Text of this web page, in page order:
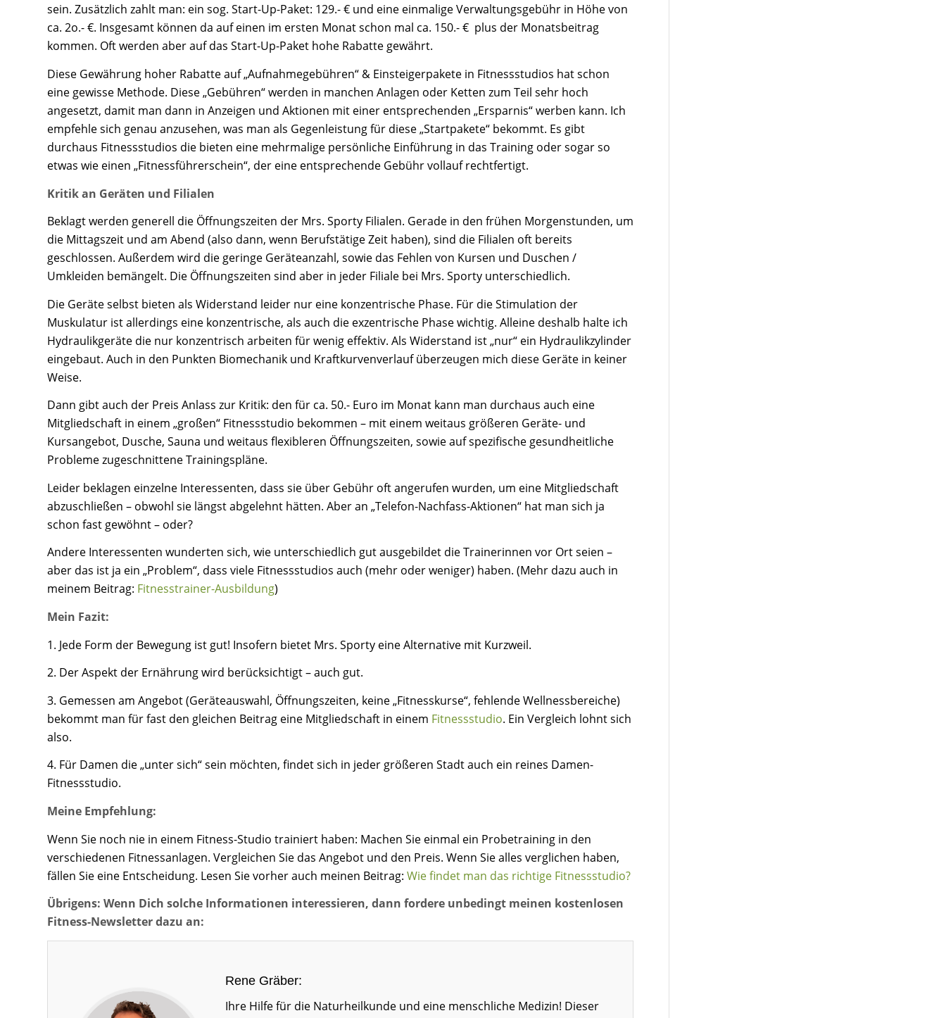
sein. Zusätzlich zahlt man: ein sog. Start-Up-Paket: 129.- € und eine einmalige Verwaltungsgebühr in Höhe von
ca. 2o.- €. Insgesamt können da auf einen im ersten Monat schon mal ca. 150.- € plus der Monatsbeitrag
kommen. Oft werden aber auf das Start-Up-Paket hohe Rabatte gewährt.
Diese Gewährung hoher Rabatte auf „Aufnahmegebühren“ & Einsteigerpakete in Fitnessstudios hat schon
eine gewisse Methode. Diese „Gebühren“ werden in manchen Anlagen oder Ketten zum Teil sehr hoch
angesetzt, damit man dann in Anzeigen und Aktionen mit einer entsprechenden „Ersparnis“ werben kann. Ich
empfehle sich genau anzusehen, was man als Gegenleistung für diese „Startpakete“ bekommt. Es gibt
durchaus Fitnessstudios die bieten eine mehrmalige persönliche Einführung in das Training oder sogar so
etwas wie einen „Fitnessführerschein“, der eine entsprechende Gebühr vollauf rechtfertigt.
Kritik an Geräten und Filialen
Beklagt werden generell die Öffnungszeiten der Mrs. Sporty Filialen. Gerade in den frühen Morgenstunden, um
die Mittagszeit und am Abend (also dann, wenn Berufstätige Zeit haben), sind die Filialen oft bereits
geschlossen. Außerdem wird die geringe Geräteanzahl, sowie das Fehlen von Kursen und Duschen /
Umkleiden bemängelt. Die Öffnungszeiten sind aber in jeder Filiale bei Mrs. Sporty unterschiedlich.
Die Geräte selbst bieten als Widerstand leider nur eine konzentrische Phase. Für die Stimulation der
Muskulatur ist allerdings eine konzentrische, als auch die exzentrische Phase wichtig. Alleine deshalb halte ich
Hydraulikgeräte die nur konzentrisch arbeiten für wenig effektiv. Als Widerstand ist „nur“ ein Hydraulikzylinder
eingebaut. Auch in den Punkten Biomechanik und Kraftkurvenverlauf überzeugen mich diese Geräte in keiner
Weise.
Dann gibt auch der Preis Anlass zur Kritik: den für ca. 50.- Euro im Monat kann man durchaus auch eine
Mitgliedschaft in einem „großen“ Fitnessstudio bekommen – mit einem weitaus größeren Geräte- und
Kursangebot, Dusche, Sauna und weitaus flexibleren Öffnungszeiten, sowie auf spezifische gesundheitliche
Probleme zugeschnittene Trainingspläne.
Leider beklagen einzelne Interessenten, dass sie über Gebühr oft angerufen wurden, um eine Mitgliedschaft
abzuschließen – obwohl sie längst abgelehnt hätten. Aber an „Telefon-Nachfass-Aktionen“ hat man sich ja
schon fast gewöhnt – oder?
Andere Interessenten wunderten sich, wie unterschiedlich gut ausgebildet die Trainerinnen vor Ort seien –
aber das ist ja ein „Problem“, dass viele Fitnessstudios auch (mehr oder weniger) haben. (Mehr dazu auch in
meinem Beitrag: Fitnesstrainer-Ausbildung)
Mein Fazit:
1. Jede Form der Bewegung ist gut! Insofern bietet Mrs. Sporty eine Alternative mit Kurzweil.
2. Der Aspekt der Ernährung wird berücksichtigt – auch gut.
3. Gemessen am Angebot (Geräteauswahl, Öffnungszeiten, keine „Fitnesskurse“, fehlende Wellnessbereiche)
bekommt man für fast den gleichen Beitrag eine Mitgliedschaft in einem Fitnessstudio. Ein Vergleich lohnt sich
also.
4. Für Damen die „unter sich“ sein möchten, findet sich in jeder größeren Stadt auch ein reines Damen-
Fitnessstudio.
Meine Empfehlung:
Wenn Sie noch nie in einem Fitness-Studio trainiert haben: Machen Sie einmal ein Probetraining in den
verschiedenen Fitnessanlagen. Vergleichen Sie das Angebot und den Preis. Wenn Sie alles verglichen haben,
fällen Sie eine Entscheidung. Lesen Sie vorher auch meinen Beitrag: Wie findet man das richtige Fitnessstudio?
Übrigens: Wenn Dich solche Informationen interessieren, dann fordere unbedingt meinen kostenlosen
Fitness-Newsletter dazu an:
Rene Gräber:
Ihre Hilfe für die Naturheilkunde und eine menschliche Medizin! Dieser